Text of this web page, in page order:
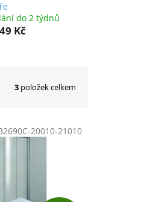
do 2 týdnů
Kč
3 položek celkem
20010-21010